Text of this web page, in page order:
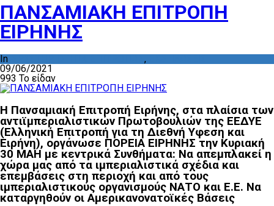
ΠΑΝΣΑΜΙΑΚΗ ΕΠΙΤΡΟΠΗ
ΕΙΡΗΝΗΣ
In ,
09/06/2021
993 Το είδαν
Η Πανσαμιακή Επιτροπή Ειρήνης, στα πλαίσια των
αντιϊμπεριαλιστικών Πρωτοβουλιών της ΕΕΔΥΕ
(Ελληνική Επιτροπή για τη Διεθνή Υφεση και
Ειρήνη), οργάνωσε ΠΟΡΕΙΑ ΕΙΡΗΝΗΣ την Κυριακή
30 ΜΑΗ με κεντρικά Συνθήματα: Να απεμπλακεί η
χώρα μας από τα ιμπεριαλιστικά σχέδια και
επεμβάσεις στη περιοχή και από τους
ιμπεριαλιστικούς οργανισμούς ΝΑΤΟ και Ε.Ε. Να
καταργηθούν οι Αμερικανονατοϊκές Βάσεις